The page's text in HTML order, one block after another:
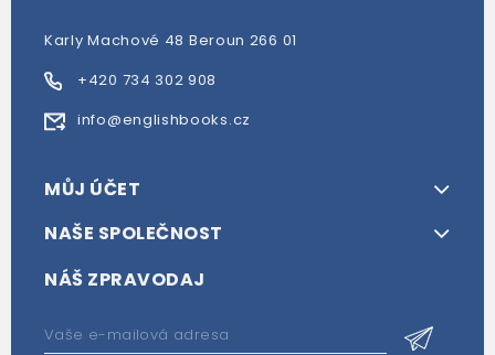
Karly Machové 48 Beroun 266 01
+420 734 302 908
info@englishbooks.cz
MŮJ ÚČET
NAŠE SPOLEČNOST
NÁŠ ZPRAVODAJ